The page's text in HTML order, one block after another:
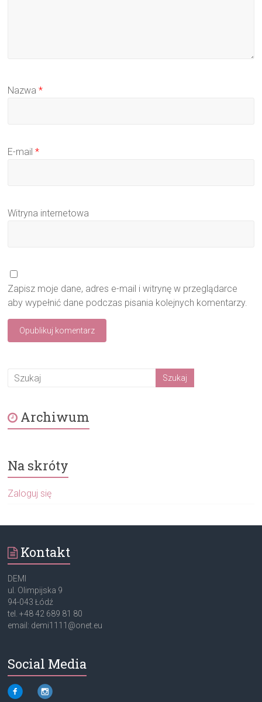
Nazwa*
E-mail*
Witryna internetowa
Zapisz moje dane, adres e-mail i witrynę w przeglądarce
aby wypełnić dane podczas pisania kolejnych komentarzy.
Archiwum
Na skróty
Zaloguj się
Kontakt
DEMI
ul. Olimpijska 9
94-043 Łódź
tel. +48 42 689 81 80
email: demi1111@onet.eu
Social Media